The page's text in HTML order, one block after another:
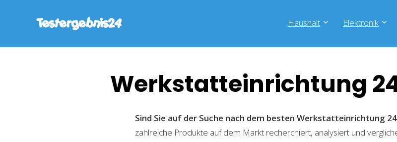
Haushalt Elektronik
Werkstatteinrichtung
Sind Sie auf der Suche nach dem besten Werkstatteinrichtung
zahlreiche Produkte auf dem Markt recherchiert, analysiert und